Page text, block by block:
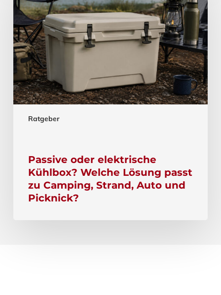
Ratgeber
Passive oder elektrische
Kühlbox? Welche Lösung passt
zu Camping, Strand, Auto und
Picknick?